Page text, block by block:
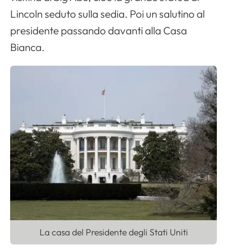
Lincoln seduto sulla sedia. Poi un salutino al
presidente passando davanti alla Casa
Bianca.
La casa del Presidente degli Stati Uniti